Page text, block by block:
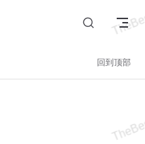
回到顶部